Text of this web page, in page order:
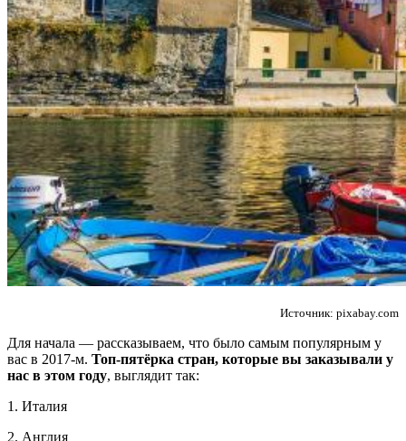
Не любите все ускладнювати?
Тоді підписуйтеся та дивуйтеся,
наскільки легко працювати
Електронна пошта*
Ваше ім'я
Так, будь ласка, повідомляйте мене про новини, події та
пропозиції*
Підписуючись на розсилку, ви погоджуєтесь зПравилами
використання файлів cookie і передачу своїх персональних
даних *
Источник: pixabay.com
Для начала — рассказываем, что было самым популярным у
вас в 2017-м. Топ-пятёрка стран, которые вы заказывали у
нас в этом году, выглядит так:
1. Италия
2. Англия